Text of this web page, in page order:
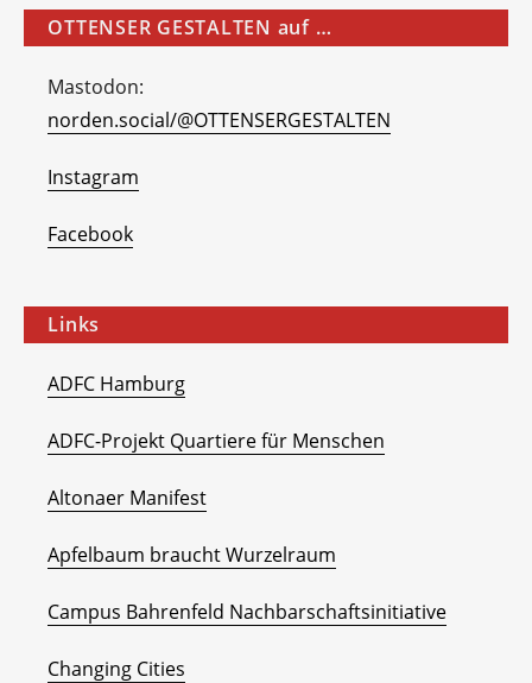
OTTENSER GESTALTEN auf …
Mastodon:
norden.social/@OTTENSERGESTALTEN
Instagram
Facebook
Links
ADFC Hamburg
ADFC-Projekt Quartiere für Menschen
Altonaer Manifest
Apfelbaum braucht Wurzelraum
Campus Bahrenfeld Nachbarschaftsinitiative
Changing Cities